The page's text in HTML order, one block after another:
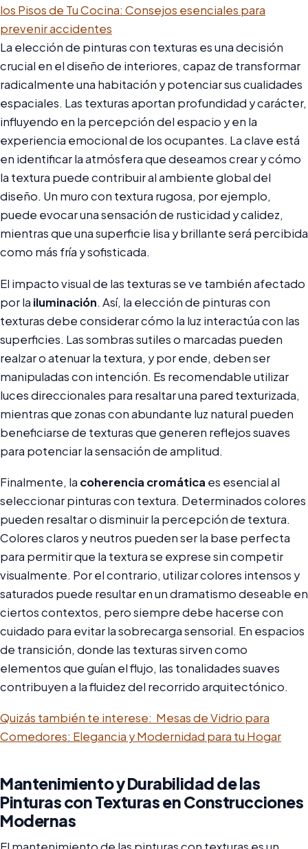
los Pisos de Tu Cocina: Consejos esenciales para
prevenir accidentes
La elección de pinturas con texturas es una decisión
crucial en el diseño de interiores, capaz de transformar
radicalmente una habitación y potenciar sus cualidades
espaciales. Las texturas aportan profundidad y carácter,
influyendo en la percepción del espacio y en la
experiencia emocional de los ocupantes. La clave está
en identificar la atmósfera que deseamos crear y cómo
la textura puede contribuir al ambiente global del
diseño. Un muro con textura rugosa, por ejemplo,
puede evocar una sensación de rusticidad y calidez,
mientras que una superficie lisa y brillante será percibida
como más fría y sofisticada.
El impacto visual de las texturas se ve también afectado
por la iluminación. Así, la elección de pinturas con
texturas debe considerar cómo la luz interactúa con las
superficies. Las sombras sutiles o marcadas pueden
realzar o atenuar la textura, y por ende, deben ser
manipuladas con intención. Es recomendable utilizar
luces direccionales para resaltar una pared texturizada,
mientras que zonas con abundante luz natural pueden
beneficiarse de texturas que generen reflejos suaves
para potenciar la sensación de amplitud.
Finalmente, la coherencia cromática es esencial al
seleccionar pinturas con textura. Determinados colores
pueden resaltar o disminuir la percepción de textura.
Colores claros y neutros pueden ser la base perfecta
para permitir que la textura se exprese sin competir
visualmente. Por el contrario, utilizar colores intensos y
saturados puede resultar en un dramatismo deseable en
ciertos contextos, pero siempre debe hacerse con
cuidado para evitar la sobrecarga sensorial. En espacios
de transición, donde las texturas sirven como
elementos que guían el flujo, las tonalidades suaves
contribuyen a la fluidez del recorrido arquitectónico.
Quizás también te interese: Mesas de Vidrio para
Comedores: Elegancia y Modernidad para tu Hogar
Mantenimiento y Durabilidad de las
Pinturas con Texturas en Construcciones
Modernas